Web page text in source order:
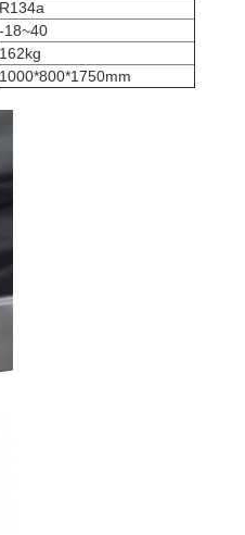
R134a
-18~40
162kg
1000*800*1750mm